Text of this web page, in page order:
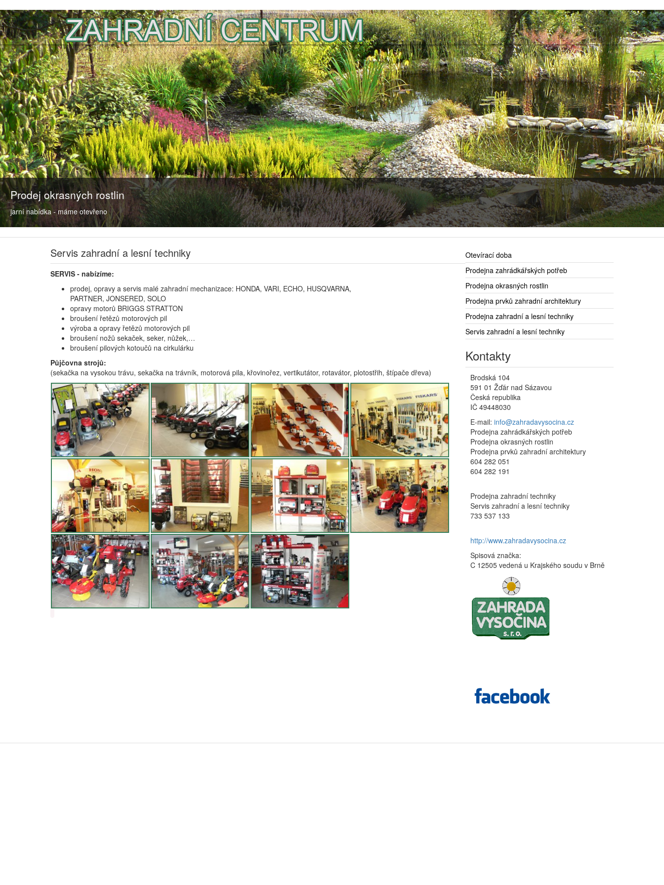
Servis zahradní a lesní techniky
SERVIS - nabízíme:
prodej, opravy a servis malé zahradní mechanizace: HONDA, VARI, ECHO, HUSQVARNA,
PARTNER, JONSERED, SOLO
opravy motorů BRIGGS STRATTON
broušení řetězů motorových pil
výroba a opravy řetězů motorových pil
broušení nožů sekaček, seker, nůžek,…
broušení pilových kotoučů na cirkulárku
Půjčovna strojů:
(sekačka na vysokou trávu, sekačka na trávník, motorová pila, křovinořez, vertikutátor, rotavátor, plotostřih, štípače dřeva)
Otevírací doba
Prodejna zahrádkářských potřeb
Prodejna okrasných rostlin
Prodejna prvků zahradní architektury
Prodejna zahradní a lesní techniky
Servis zahradní a lesní techniky
Kontakty
Brodská 104
591 01 Žďár nad Sázavou
Česká republika
IČ 49448030
E-mail: info@zahradavysocina.cz
Prodejna zahrádkářských potřeb
Prodejna okrasných rostlin
Prodejna prvků zahradní architektury
604 282 051
604 282 191
Prodejna zahradní techniky
Servis zahradní a lesní techniky
733 537 133
http://www.zahradavysocina.cz
Spisová značka:
C 12505 vedená u Krajského soudu v Brně